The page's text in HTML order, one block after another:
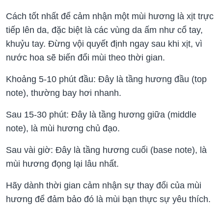
Cách tốt nhất để cảm nhận một mùi hương là xịt trực
tiếp lên da, đặc biệt là các vùng da ấm như cổ tay,
khuỷu tay. Đừng vội quyết định ngay sau khi xịt, vì
nước hoa sẽ biến đổi mùi theo thời gian.
Khoảng 5-10 phút đầu: Đây là tầng hương đầu (top
note), thường bay hơi nhanh.
Sau 15-30 phút: Đây là tầng hương giữa (middle
note), là mùi hương chủ đạo.
Sau vài giờ: Đây là tầng hương cuối (base note), là
mùi hương đọng lại lâu nhất.
Hãy dành thời gian cảm nhận sự thay đổi của mùi
hương để đảm bảo đó là mùi bạn thực sự yêu thích.